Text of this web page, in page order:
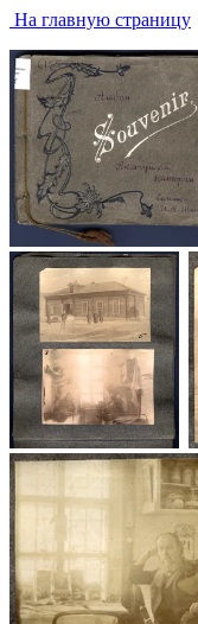
На главную страницу